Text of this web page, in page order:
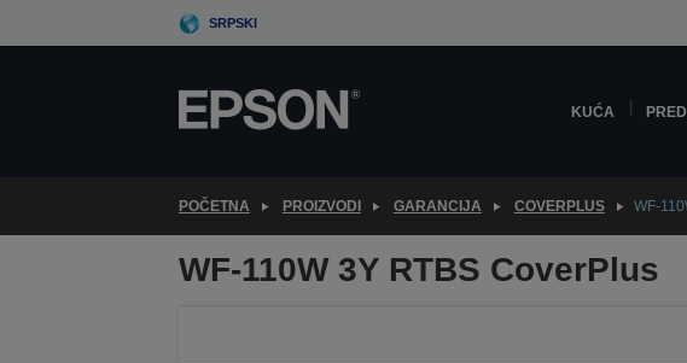
to
SRPSKI
KUĆA
POČETNA PROIZVODI GARANCIJA COVERPLUS WF-
WF-110W 3Y RTBS CoverPlus